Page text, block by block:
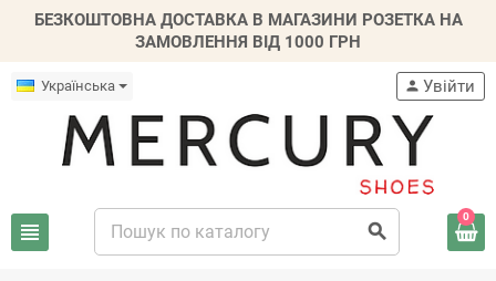
БЕЗКОШТОВНА ДОСТАВКА В МАГАЗИНИ РОЗЕТКА НА
ЗАМОВЛЕННЯ ВІД 1000 ГРН
Українська
view_headline search
person Увійти
0